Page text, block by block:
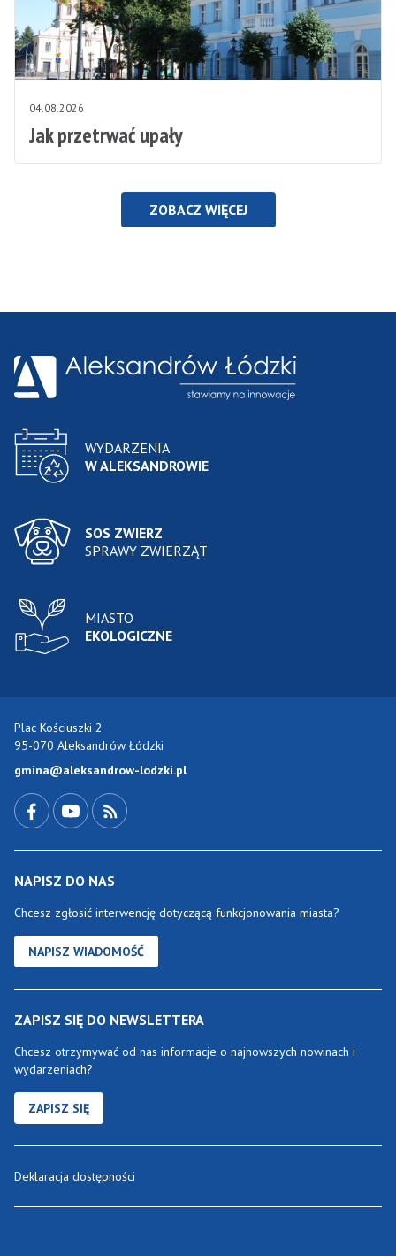
04.08.2026
Jak przetrwać upały
ZOBACZ WIĘCEJ
WYDARZENIA
W ALEKSANDROWIE
SOS ZWIERZ
SPRAWY ZWIERZĄT
MIASTO
EKOLOGICZNE
Plac Kościuszki 2
95-070 Aleksandrów Łódzki
gmina@aleksandrow-lodzki.pl
NAPISZ DO NAS
Chcesz zgłosić interwencję dotyczącą funkcjonowania miasta?
NAPISZ WIADOMOŚĆ
ZAPISZ SIĘ DO NEWSLETTERA
Chcesz otrzymywać od nas informacje o najnowszych nowinach i
wydarzeniach?
ZAPISZ SIĘ
Deklaracja dostępności